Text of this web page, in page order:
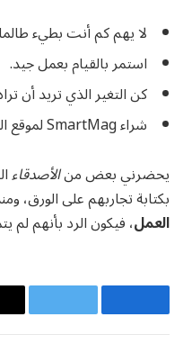
لا يهم كم أنت بطيء
استمر بالقيام بعمل جيد.
كن التغير الذي تريد أن
شراء SmartMag لموقع الويب الخاص بك.
يحضرني بعض منالأصدقاء
بكتابة تجاربهم على الورق،
العمل، فيكون الرد بأنهم لم
فيسبوك تويتر